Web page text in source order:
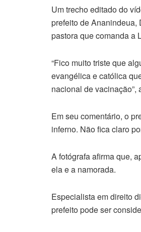
Um trecho editado do
prefeito de Ananindeua,
pastora que comanda a
“Fico muito triste que
evangélica e católica
nacional de vacinação”,
Em seu comentário, o
inferno. Não fica claro
A fotógrafa afirma que,
ela e a namorada.
Especialista em direito
prefeito pode ser